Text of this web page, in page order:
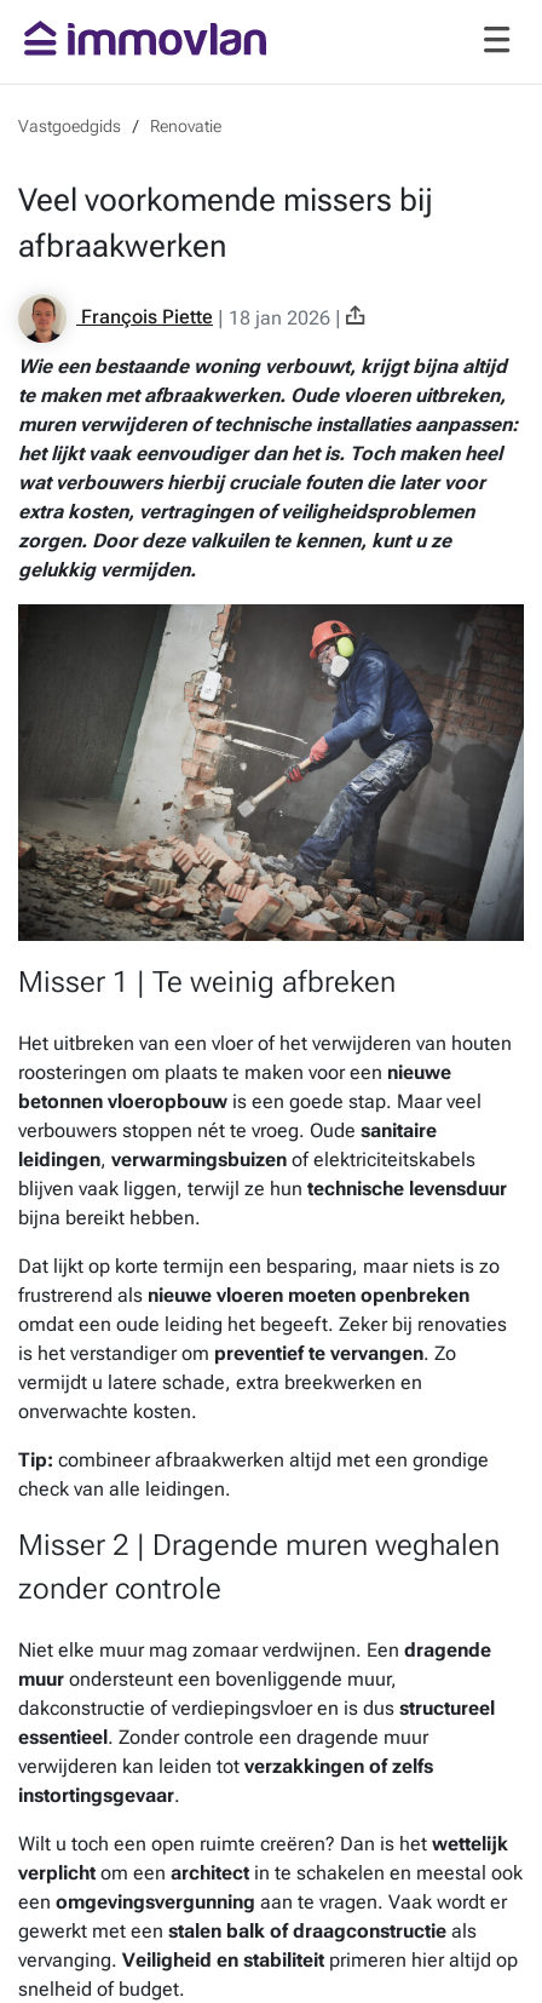
Vastgoedgids Renovatie
Veel voorkomende missers bij
afbraakwerken
François Piette | 18 jan 2026 |
Wie een bestaande woning verbouwt, krijgt bijna altijd
te maken met afbraakwerken. Oude vloeren uitbreken,
muren verwijderen of technische installaties aanpassen:
het lijkt vaak eenvoudiger dan het is. Toch maken heel
wat verbouwers hierbij cruciale fouten die later voor
extra kosten, vertragingen of veiligheidsproblemen
zorgen. Door deze valkuilen te kennen, kunt u ze
gelukkig vermijden.
Misser 1 | Te weinig afbreken
Het uitbreken van een vloer of het verwijderen van houten
roosteringen om plaats te maken voor een nieuwe
betonnen vloeropbouw is een goede stap. Maar veel
verbouwers stoppen nét te vroeg. Oude sanitaire
leidingen, verwarmingsbuizen of elektriciteitskabels
blijven vaak liggen, terwijl ze hun technische levensduur
bijna bereikt hebben.
Dat lijkt op korte termijn een besparing, maar niets is zo
frustrerend als nieuwe vloeren moeten openbreken
omdat een oude leiding het begeeft. Zeker bij renovaties
is het verstandiger om preventief te vervangen. Zo
vermijdt u latere schade, extra breekwerken en
onverwachte kosten.
Tip: combineer afbraakwerken altijd met een grondige
check van alle leidingen.
Misser 2 | Dragende muren weghalen
zonder controle
Niet elke muur mag zomaar verdwijnen. Een dragende
muur ondersteunt een bovenliggende muur,
dakconstructie of verdiepingsvloer en is dus structureel
essentieel. Zonder controle een dragende muur
verwijderen kan leiden tot verzakkingen of zelfs
instortingsgevaar.
Wilt u toch een open ruimte creëren? Dan is het wettelijk
verplicht om een architect in te schakelen en meestal ook
een omgevingsvergunning aan te vragen. Vaak wordt er
gewerkt met een stalen balk of draagconstructie als
vervanging. Veiligheid en stabiliteit primeren hier altijd op
snelheid of budget.